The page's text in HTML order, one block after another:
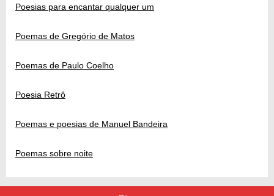
Poesias para encantar qualquer um
Poemas de Gregório de Matos
Poemas de Paulo Coelho
Poesia Retrô
Poemas e poesias de Manuel Bandeira
Poemas sobre noite